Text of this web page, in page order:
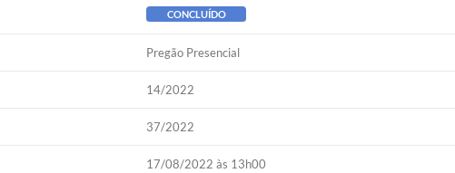
CONCLUÍDO
Pregão Presencial
14/2022
37/2022
17/08/2022 às 13h00